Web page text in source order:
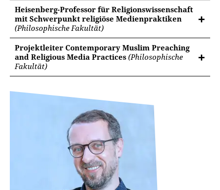
Heisenberg-Professor für Religionswissenschaft
mit Schwerpunkt religiöse Medienpraktiken
(Philosophische Fakultät)
Projektleiter Contemporary Muslim Preaching
and Religious Media Practices (Philosophische
Fakultät)